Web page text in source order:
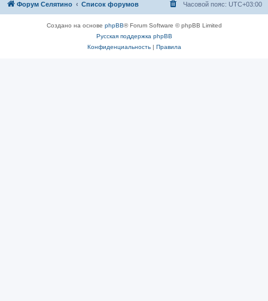
Форум Селятино Список форумов Часовой пояс: UTC+03:00
Создано на основе phpBB® Forum Software © phpBB Limited
Русская поддержка phpBB
Конфиденциальность| Правила